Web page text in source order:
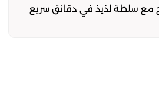
مع سلطة لذيذ في دقائق سريع